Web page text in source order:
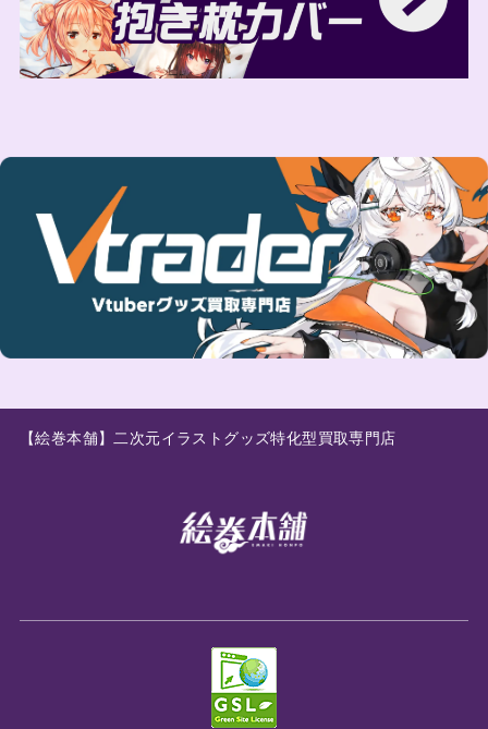
【絵巻本舗】二次元イラストグッズ特化型買取専門店